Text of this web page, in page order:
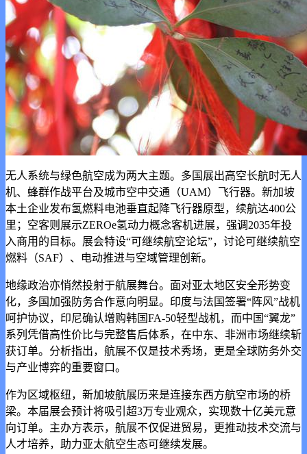
无人系统与绿色航空成为两大主题。多国展出高空长航时无人
机、蜂群作战平台及城市空中交通（UAM）飞行器。新加坡
本土企业发布氢燃料电池垂直起降飞行器原型，续航达400公
里；空客则展示ZEROe氢动力概念客机进展，强调2035年投
入商用的目标。展会特设“可继续航空论坛”，讨论可继续航空
燃料（SAF）、电动推进与空域管理创新。
地缘政治亦悄然投射于航展舞台。面对亚太地区安全形势变
化，多国加强防务合作意向明显。印度与法国签署“阵风”战机
呵护协议，印尼确认增购韩国FA-50轻型战机，而中国“翼龙”
系列凭借高性价比与完整售后体系，在中东、非洲市场继续斩
获订单。分析指出，航展不仅是技术秀场，更是全球防务外交
与产业博弈的重要窗口。
作为区域枢纽，新加坡航展历来是连接东西方航空市场的桥
梁。本届展会预计将吸引超3万专业观众，实现数十亿美元意
向订单。主办方表示，航展不仅促进贸易，更推动技术交流与
人才培养，助力亚太航空生态可继续发展。